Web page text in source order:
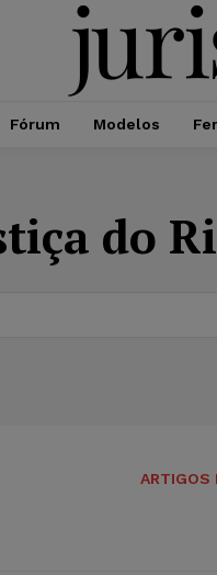
Fórum Modelos
do
ARTIGOS